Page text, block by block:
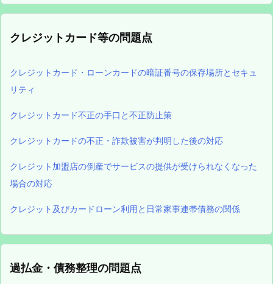
クレジットカード等の問題点
クレジットカード・ローンカードの暗証番号の保存場所とセキュ
リティ
クレジットカード不正の手口と不正防止策
クレジットカードの不正・詐欺被害が判明した後の対応
クレジット加盟店の倒産でサービスの提供が受けられなくなった
場合の対応
クレジット及びカードローン利用と日常家事連帯債務の関係
過払金・債務整理の問題点